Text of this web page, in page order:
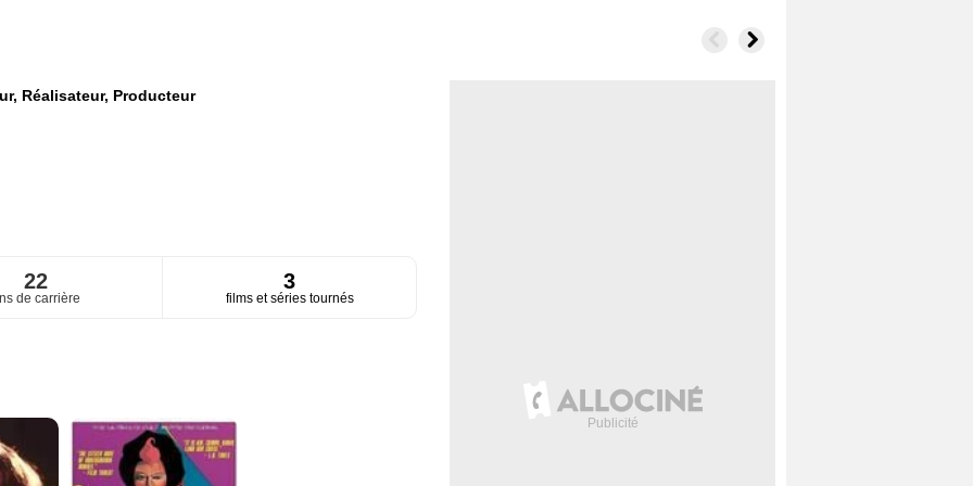
Réalisateur, Producteur
22
de carrière
3
films et séries tournés